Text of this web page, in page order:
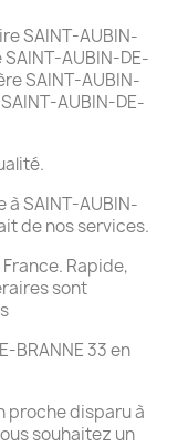
SAINT-AUBIN-
AUBIN-DE-
SAINT-AUBIN-
AUBIN-DE-
SAINT-AUBIN-
de nos services.
Rapide,
sont
BRANNE 33 en
proche disparu à
souhaitez un